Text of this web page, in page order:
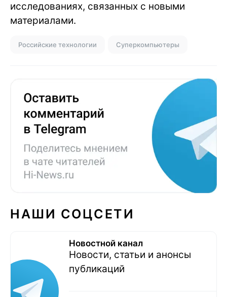
исследованиях, связанных с новыми
материалами.
Российские технологии Суперкомпьютеры
НАШИ СОЦСЕТИ
Новостной канал
Новости, статьи и анонсы
публикаций